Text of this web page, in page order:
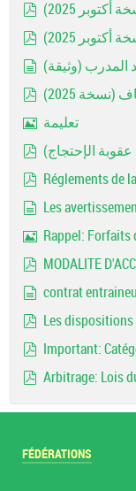
2025)
2025)
المدرب (وثيقة)
(نسخة 2025)
تعليمة
عقوبة الإحتجاج)
Réglements de
Les
Rappel: Forfaits
MODALITE
contrat
Les
Important:
Arbitrage: Lois
FÉDÉRATIONS